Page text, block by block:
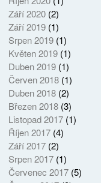
Září 2020(2)
Září 2019(1)
Srpen 2019(1)
Květen 2019(1)
Duben 2019(1)
Červen 2018(1)
Duben 2018(2)
Březen 2018(3)
Listopad 2017(1)
Říjen 2017(4)
Září 2017(2)
Srpen 2017(1)
Červenec 2017(5)